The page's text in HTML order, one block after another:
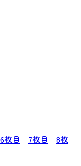
6枚目 7枚目
8枚